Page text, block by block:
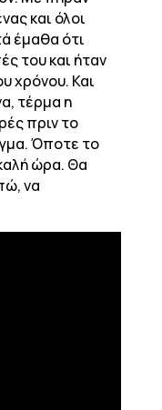
και όλοι
έμαθα ότι
του και ήταν
χρόνου. Και
τέρμα η
πριν το
Όποτε το
ώρα. Θα
να